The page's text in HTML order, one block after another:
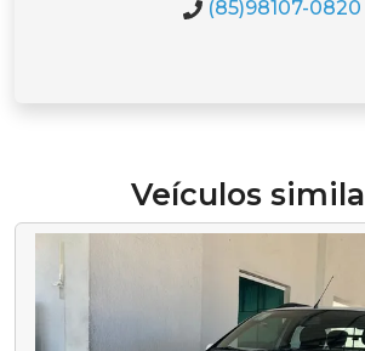
(85)98107-0820
Veículos